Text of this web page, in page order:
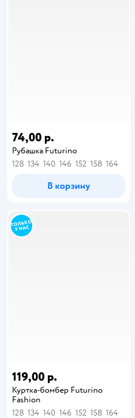
74,00 р.
Рубашка Futurino
128 134 140 146 152 158 164
В корзину
119,00 р.
Куртка-бомбер Futurino
Fashion
128 134 140 146 152 158 164